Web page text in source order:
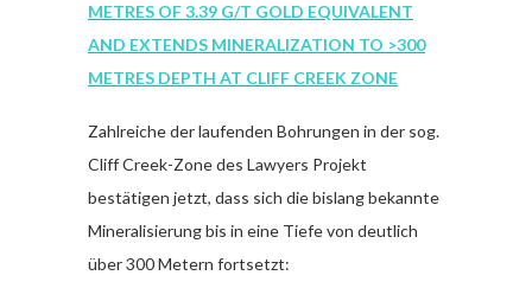
METRES OF 3.39 G/T GOLD EQUIVALENT
AND EXTENDS MINERALIZATION TO >300
METRES DEPTH AT CLIFF CREEK ZONE
Zahlreiche der laufenden Bohrungen in der sog.
Cliff Creek-Zone des Lawyers Projekt
bestätigen jetzt, dass sich die bislang bekannte
Mineralisierung bis in eine Tiefe von deutlich
über 300 Metern fortsetzt: